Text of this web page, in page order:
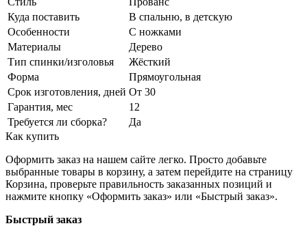
Куда поставить
В спальню, в детскую
Особенности
С ножками
Материалы
Дерево
Тип спинки/изголовья
Жёсткий
Форма
Прямоугольная
Срок изготовления, дней От 30
Гарантия, мес
12
Требуется ли сборка?
Да
Как купить
Оформить заказ на нашем сайте легко. Просто добавьте
выбранные товары в корзину, а затем перейдите на страницу
Корзина, проверьте правильность заказанных позиций и
нажмите кнопку «Оформить заказ» или «Быстрый заказ».
Быстрый заказ